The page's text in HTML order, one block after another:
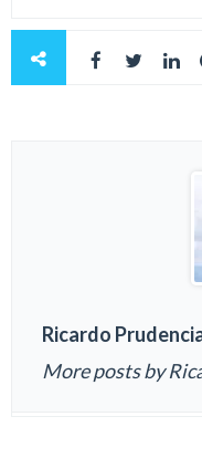
Ricardo
More posts by